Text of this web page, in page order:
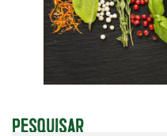
PESQUISAR